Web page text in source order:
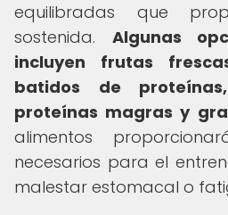
equilibradas que
sostenida. Algunas
incluyen frutas
batidos de
proteínas magras y
alimentos
necesarios para el
malestar estomacal o